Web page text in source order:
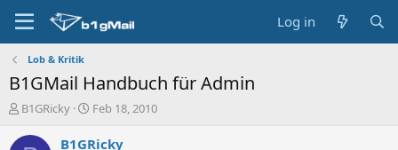
Log in
Lob & Kritik
B1GMail Handbuch für Admin
T
r
B1GRicky
S
a
Feb 18, 2010
B1GRicky